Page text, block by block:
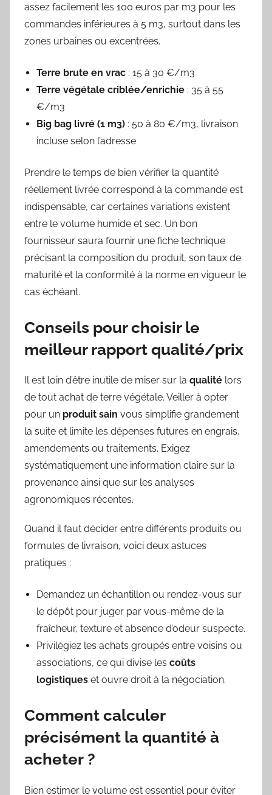
assez facilement les 100 euros par m3 pour les
commandes inférieures à 5 m3, surtout dans les
zones urbaines ou excentrées.
Terre brute en vrac : 15 à 30 €/m3
Terre végétale criblée/enrichie : 35 à 55
€/m3
Big bag livré (1 m3) : 50 à 80 €/m3, livraison
incluse selon l’adresse
Prendre le temps de bien vérifier la quantité
réellement livrée correspond à la commande est
indispensable, car certaines variations existent
entre le volume humide et sec. Un bon
fournisseur saura fournir une fiche technique
précisant la composition du produit, son taux de
maturité et la conformité à la norme en vigueur le
cas échéant.
Conseils pour choisir le
meilleur rapport qualité/prix
Il est loin d’être inutile de miser sur la qualité lors
de tout achat de terre végétale. Veiller à opter
pour un produit sain vous simplifie grandement
la suite et limite les dépenses futures en engrais,
amendements ou traitements. Exigez
systématiquement une information claire sur la
provenance ainsi que sur les analyses
agronomiques récentes.
Quand il faut décider entre différents produits ou
formules de livraison, voici deux astuces
pratiques :
Demandez un échantillon ou rendez-vous sur
le dépôt pour juger par vous-même de la
fraîcheur, texture et absence d’odeur suspecte.
Privilégiez les achats groupés entre voisins ou
associations, ce qui divise les coûts
logistiques et ouvre droit à la négociation.
Comment calculer
précisément la quantité à
acheter ?
Bien estimer le volume est essentiel pour éviter